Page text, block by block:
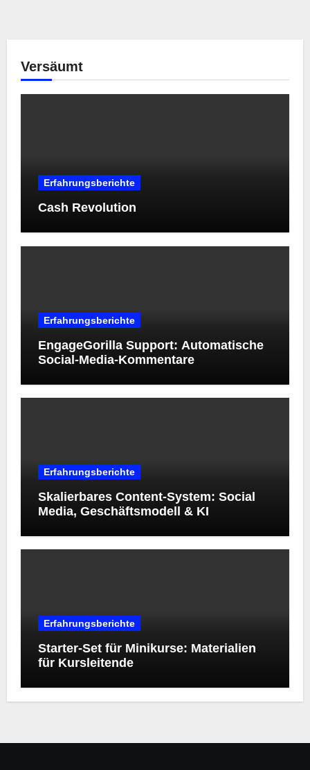
Versäumt
Erfahrungsberichte
Cash Revolution
Erfahrungsberichte
EngageGorilla Support: Automatische
Social-Media-Kommentare
Erfahrungsberichte
Skalierbares Content-System: Social
Media, Geschäftsmodell & KI
Erfahrungsberichte
Starter‑Set für Minikurse: Materialien
für Kursleitende